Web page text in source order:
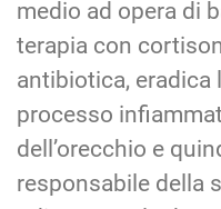
medio ad opera di
terapia con
antibiotica, eradica
processo
dell’orecchio e
responsabile della